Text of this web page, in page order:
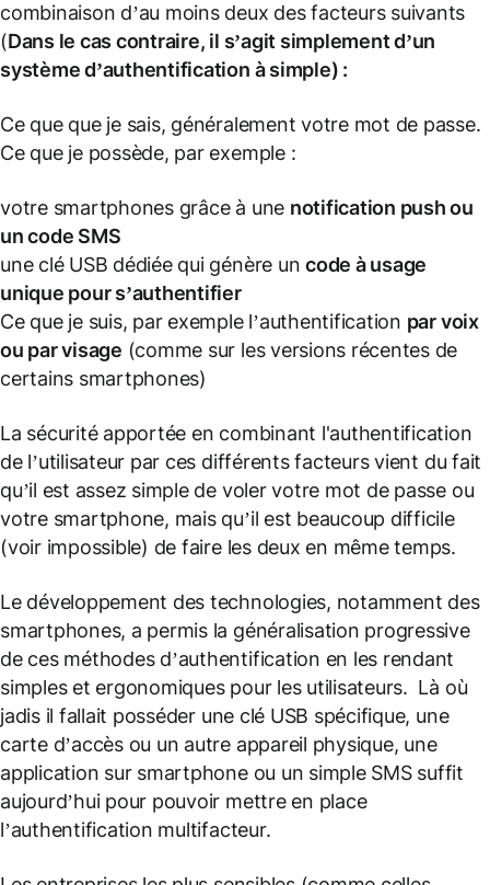
combinaison d’au moins deux des facteurs suivants
(Dans le cas contraire, il s’agit simplement d’un
système d’authentification à simple) :
Ce que que je sais, généralement votre mot de passe.
Ce que je possède, par exemple :
votre smartphones grâce à une notification push ou
un code SMS
une clé USB dédiée qui génère uncode à usage
unique pour s’authentifier
Ce que je suis, par exemple l’authentification par voix
ou par visage (comme sur les versions récentes de
certains smartphones)
La sécurité apportée en combinant l'authentification
de l’utilisateur par ces différents facteurs vient du fait
qu’il est assez simple de voler votre mot de passe ou
votre smartphone, mais qu’il est beaucoup difficile
(voir impossible) de faire les deux en même temps.
Le développement des technologies, notamment des
smartphones, a permis la généralisation progressive
de ces méthodes d’authentification en les rendant
simples et ergonomiques pour les utilisateurs. Là où
jadis il fallait posséder une clé USB spécifique, une
carte d’accès ou un autre appareil physique, une
application sur smartphone ou un simple SMS suffit
aujourd’hui pour pouvoir mettre en place
l’authentification multifacteur.